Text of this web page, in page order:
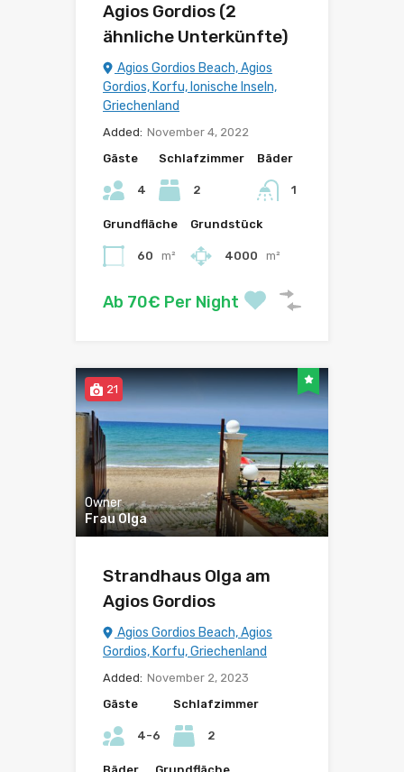
Agios Gordios (2
ähnliche Unterkünfte)
Agios Gordios Beach, Agios
Gordios, Korfu, Ionische Inseln,
Griechenland
Added: November 4, 2022
Gäste
4
Schlafzimmer
2
Bäder
1
Grundfläche
60 m²
Grundstück
4000 m²
Ab 70€ Per Night
21
Owner
Frau Olga
Strandhaus Olga am
Agios Gordios
Agios Gordios Beach, Agios
Gordios, Korfu, Griechenland
Added: November 2, 2023
Gäste
4-6
Schlafzimmer
2